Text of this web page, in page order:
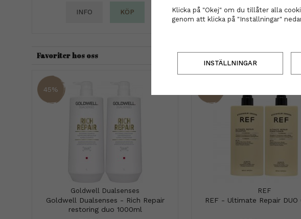
INFO KÖP INFO KÖP
Favoriter hos oss
45%
Goldwell Dualsenses
Goldwell Dualsenses - Rich Repair
restoring duo 1000ml
REF
REF - Ultimate Repair DUO
Klicka på "Okej" om du tillåter alla
genom att klicka på "Inställningar"
INSTÄLLNINGAR